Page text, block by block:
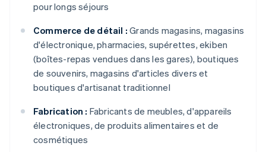
pour longs séjours
Commerce de détail : Grands magasins, magasins
d'électronique, pharmacies, supérettes, ekiben
(boîtes-repas vendues dans les gares), boutiques
de souvenirs, magasins d'articles divers et
boutiques d'artisanat traditionnel
Fabrication : Fabricants de meubles, d'appareils
électroniques, de produits alimentaires et de
cosmétiques